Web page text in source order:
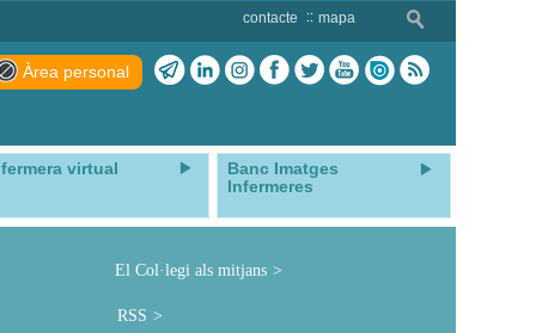
contacte mapa
Àrea personal
virtual
Banc Imatges
Infermeres
El Col·legi als mitjans
RSS